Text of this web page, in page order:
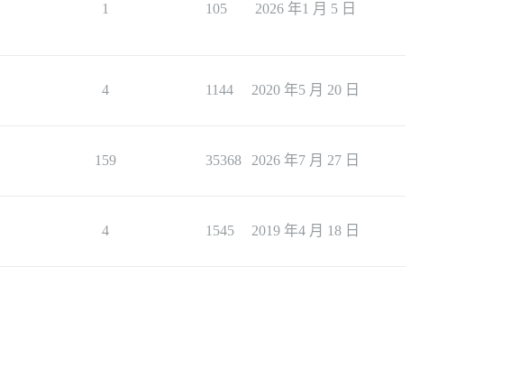
1 105 2026 年1 月 5 日
4 1144 2020 年5 月 20 日
159 35368 2026 年7 月 27 日
4 1545 2019 年4 月 18 日